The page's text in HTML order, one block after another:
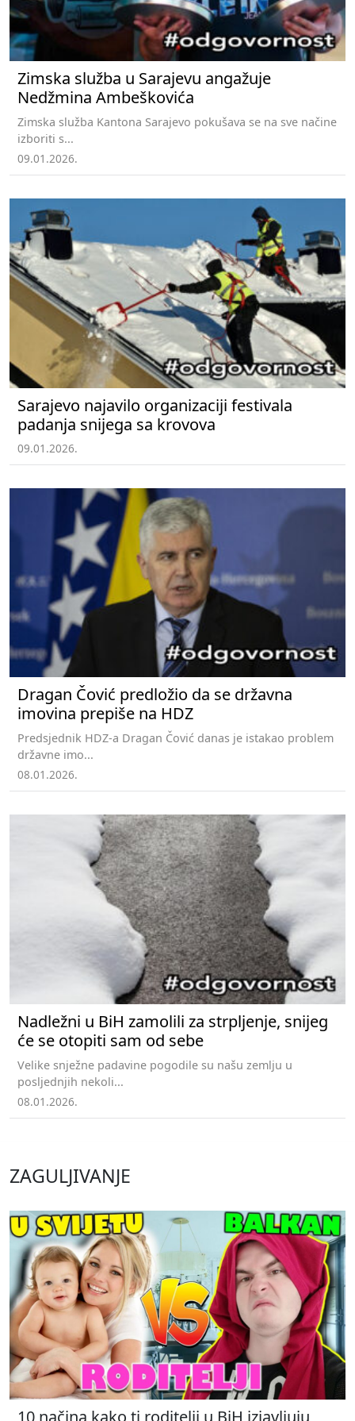
Zimska služba u Sarajevu angažuje
Nedžmina Ambeškovića
Zimska služba Kantona Sarajevo pokušava se na sve načine
izboriti s...
09.01.2026.
Sarajevo najavilo organizaciji festivala
padanja snijega sa krovova
09.01.2026.
Dragan Čović predložio da se državna
imovina prepiše na HDZ
Predsjednik HDZ-a Dragan Čović danas je istakao problem
državne imo...
08.01.2026.
Nadležni u BiH zamolili za strpljenje, snijeg
će se otopiti sam od sebe
Velike snježne padavine pogodile su našu zemlju u
posljednjih nekoli...
08.01.2026.
ZAGULJIVANJE